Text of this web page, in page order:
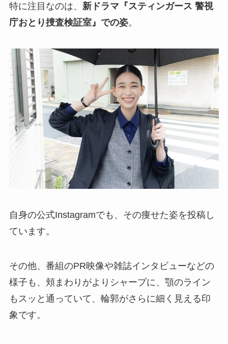
特に注目なのは、 新ドラマ『スティンガース 警視
庁おとり捜査検証室』での姿。
自身の公式Instagramでも、その痩せた姿を投稿し
ています。
その他、番組のPR映像や雑誌インタビューなどの
様子も、頬まわりがよりシャープに、顎のライン
もスッと通っていて、輪郭がさらに細く見える印
象です。